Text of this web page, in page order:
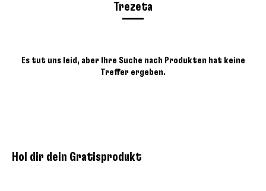
Trezeta
Es tut uns leid, aber Ihre Suche nach Produkten hat keine
Treffer ergeben.
Hol dir dein Gratisprodukt